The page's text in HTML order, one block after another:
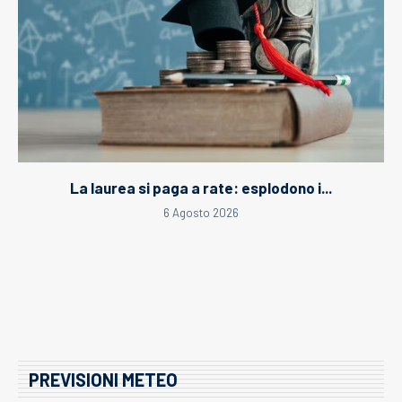
La laurea si paga a rate: esplodono i...
6 Agosto 2026
PREVISIONI METEO